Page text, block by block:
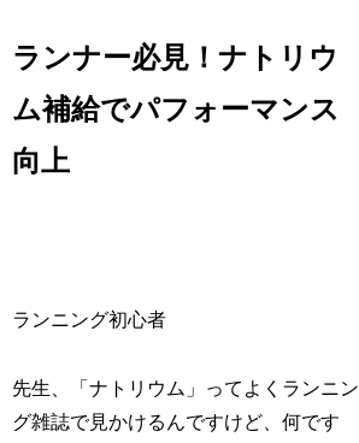
ランナー必見！ナトリウ
ム補給でパフォーマンス
向上
ランニング初心者
先生、「ナトリウム」ってよくランニン
グ雑誌で見かけるんですけど、何です